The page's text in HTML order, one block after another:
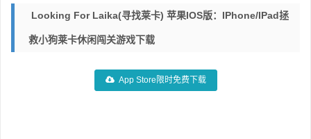
Looking For Laika(寻找莱卡) 苹果iOS版：iPhone/iPad拯
救小狗莱卡休闲闯关游戏下载
App Store限时免费下载